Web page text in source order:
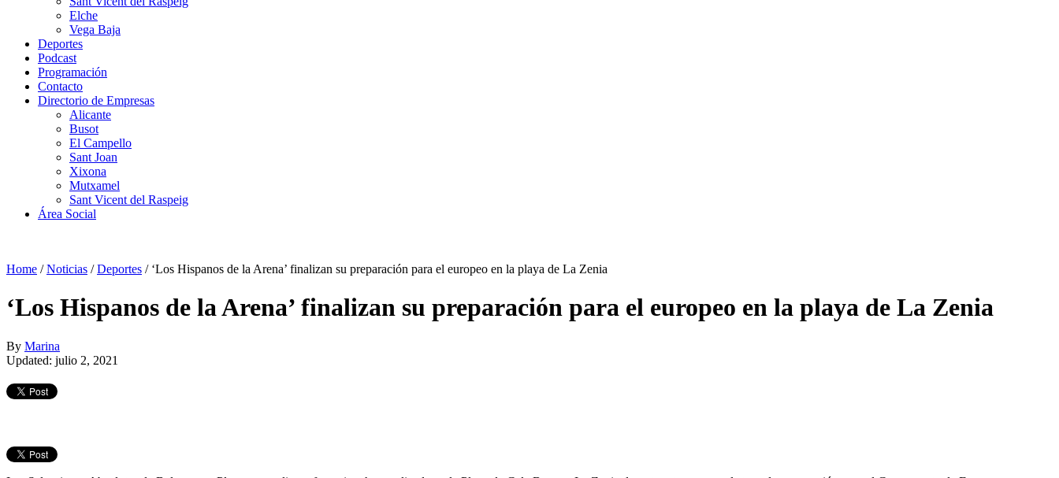
Elche
Vega Baja
Deportes
Podcast
Programación
Contacto
Directorio de Empresas
Alicante
Busot
El Campello
Sant Joan
Xixona
Mutxamel
Sant Vicent del Raspeig
Área Social
Home /Noticias /Deportes / ‘Los Hispanos de la Arena’ finalizan su preparación para el europeo en la playa de La Zenia
‘Los Hispanos de la Arena’ finalizan su preparación para el europeo en la playa de La Zenia
By Marina
Updated: julio 2, 2021